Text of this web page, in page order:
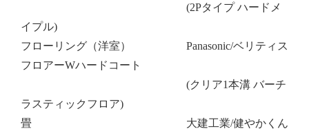
(2Pタイプ ハードメ
イプル)
フローリング（洋室） Panasonic/ベリティス
フロアーWハードコート
(クリア1本溝 バーチ
ラスティックフロア)
畳 大建工業/健やかくん